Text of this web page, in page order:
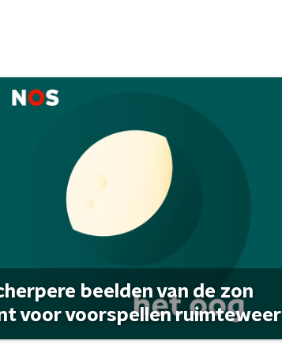
beelden van de zon
voor voorspellen ruimteweer